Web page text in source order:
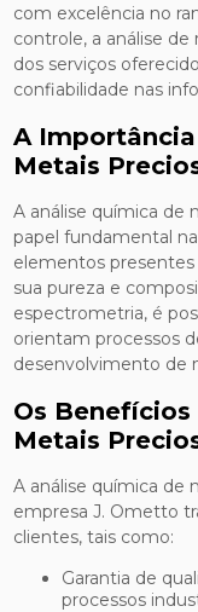
com excelência no
controle, a análise
dos serviços
confiabilidade nas
A
Metais
A análise química de
papel fundamental
elementos
sua pureza e
espectrometria, é
orientam processos
desenvolvimento de
Os
Metais
A análise química de
empresa J. Ometto
clientes, tais como:
Garantia de qualidade dos materiais utilizados em
processos